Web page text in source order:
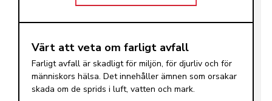
Värt att veta om farligt avfall
Farligt avfall är skadligt för miljön, för djurliv och för
människors hälsa. Det innehåller ämnen som orsakar
skada om de sprids i luft, vatten och mark.